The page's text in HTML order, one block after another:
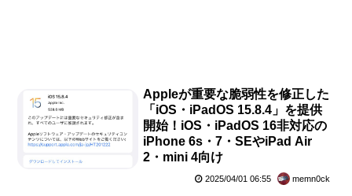
Appleが重要な脆弱性を修正した
「iOS・iPadOS 15.8.4」を提供
開始！iOS・iPadOS 16非対応の
iPhone 6s・7・SEやiPad Air
2・mini 4向け
2025/04/01 06:55 memn0ck